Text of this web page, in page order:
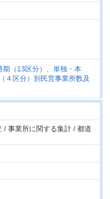
期（13区分）、単独・本
４区分）別民営事業所数及
/ 事業所に関する集計 / 都道